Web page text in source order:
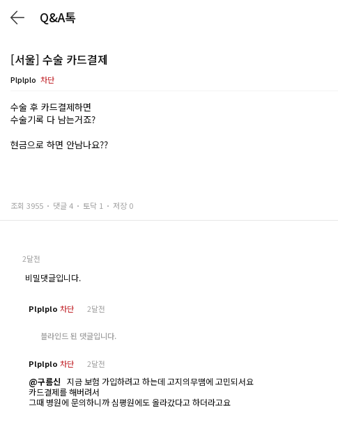
Q&A톡
[서울] 수술 카드결제
Plplplo 차단
수술 후 카드결제하면
수술기록 다 남는거죠?
현금으로 하면 안남나요??
조회 3955 댓글 4 토닥 1 저장 0
2달전
비밀댓글입니다.
Plplplo 차단 2달전
블라인드 된 댓글입니다.
Plplplo 차단 2달전
@구름신 지금 보험 가입하려고 하는데 고지의무땜에 고민되서요
카드결제를 해버려서
그때 병원에 문의하니까 심평원에도 올라갔다고 하더라고요